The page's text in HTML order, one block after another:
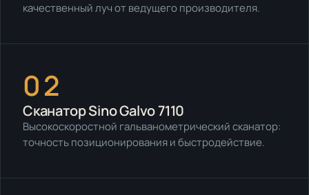
качественный луч от ведущего производителя.
02
Сканатор Sino Galvo 7110
Высокоскоростной гальванометрический сканатор:
точность позиционирования и быстродействие.